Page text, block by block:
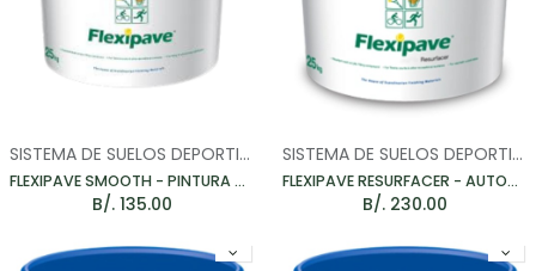
SISTEMA DE SUELOS DEPORTIVOS
FLEXIPAVE SMOOTH - PINTURA ANTIDESLIZANTE PARA CANCHAS 25KG
B/. 135.00
SISTEMA DE SUELOS DEPORTIVOS
FLEXIPAVE RESURFACER - AUTONIVELANTE PARA CANCHAS 60KG
B/. 230.00